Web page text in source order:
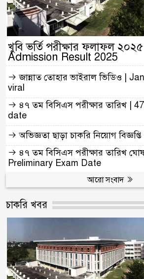
খুবি ভর্তি পরীক্ষার ফলাফল
Admission Result 2025
জান্নাত তোহার ভাইরাল ভিডিও |
viral
৪৭ তম বিসিএস পরীক্ষার তারিখ |
date
অভিজ্ঞতা ছাড়া চাকরি নিয়োগ
৪৭ তম বিসিএস পরীক্ষার তারিখ
Preliminary Exam Date
আরো সংবাদ
চাকরি খবর